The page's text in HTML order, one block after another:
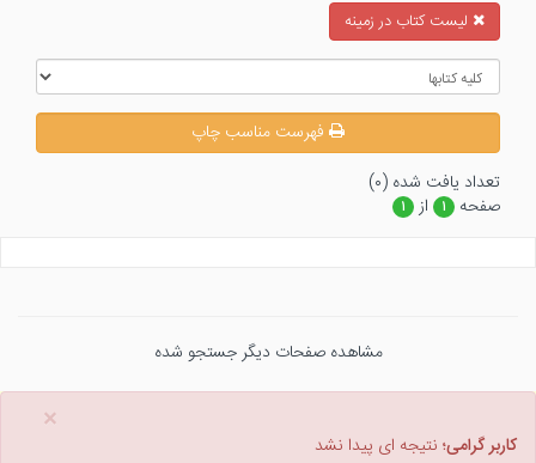
ليست كتاب در زمينه
فهرست مناسب چاپ
تعداد يافت شده (۰)
صفحه
۱ از ۱
مشاهده صفحات دیگر جستجو شده
×
کاربر گرامی؛ نتیجه ای پیدا نشد